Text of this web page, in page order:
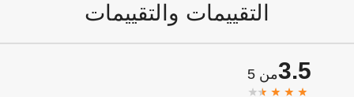
التقييمات والتقييمات
3.5من 5